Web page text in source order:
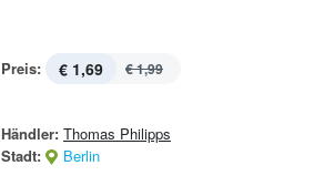
Preis: € 1,69 € 1,99
Händler: Thomas Philipps
Stadt:
Berlin